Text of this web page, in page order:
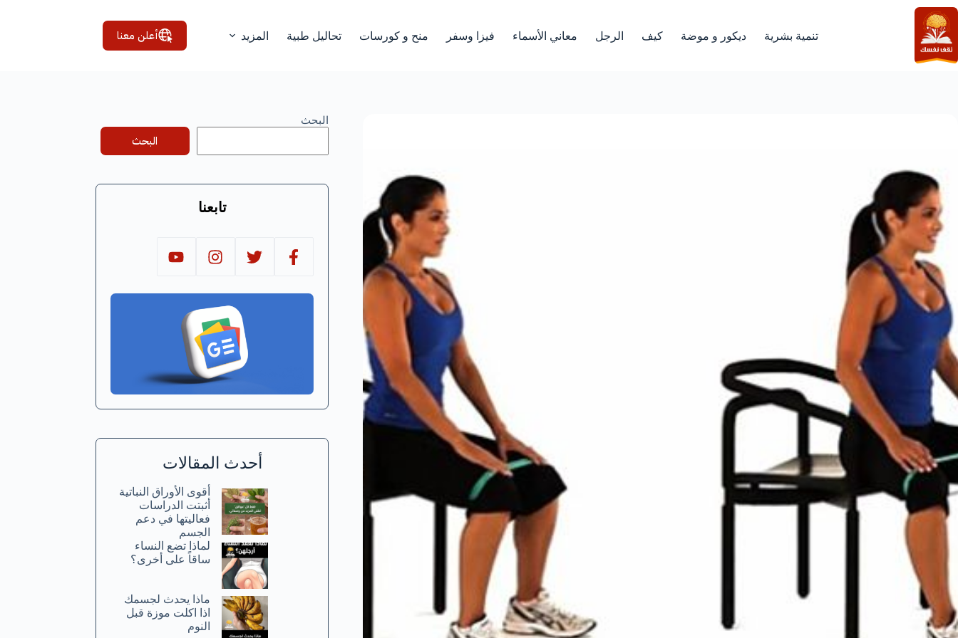
التجاوز
إلى
المحتوى
تنمية بشرية ديكور و موضة كيف الرجل معاني الأسماء فيزا وسفر منح و كورسات تحاليل طبية المزيد أعلن معنا
البحث
البحث
تابعنا
أحدث المقالات
أقوى الأوراق النباتية
أثبتت الدراسات
فعاليتها في دعم
الجسم
لماذا تضع النساء
ساقاً على أخرى؟
ماذا يحدث لجسمك
اذا اكلت موزة قبل
النوم